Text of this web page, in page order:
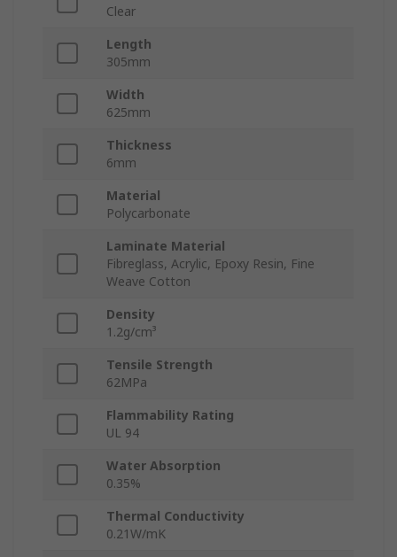
Clear
Length
305mm
Width
625mm
Thickness
6mm
Material
Polycarbonate
Laminate Material
Fibreglass, Acrylic, Epoxy Resin, Fine
Weave Cotton
Density
1.2g/cm³
Tensile Strength
62MPa
Flammability Rating
UL 94
Water Absorption
0.35%
Thermal Conductivity
0.21W/mK